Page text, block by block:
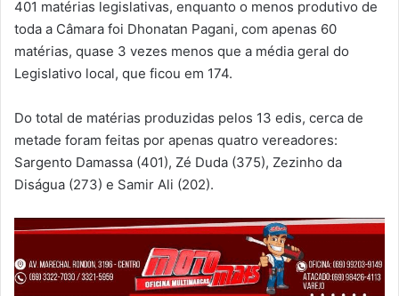
401 matérias legislativas, enquanto o menos produtivo de
toda a Câmara foi Dhonatan Pagani, com apenas 60
matérias, quase 3 vezes menos que a média geral do
Legislativo local, que ficou em 174.
Do total de matérias produzidas pelos 13 edis, cerca de
metade foram feitas por apenas quatro vereadores:
Sargento Damassa (401), Zé Duda (375), Zezinho da
Diságua (273) e Samir Ali (202).